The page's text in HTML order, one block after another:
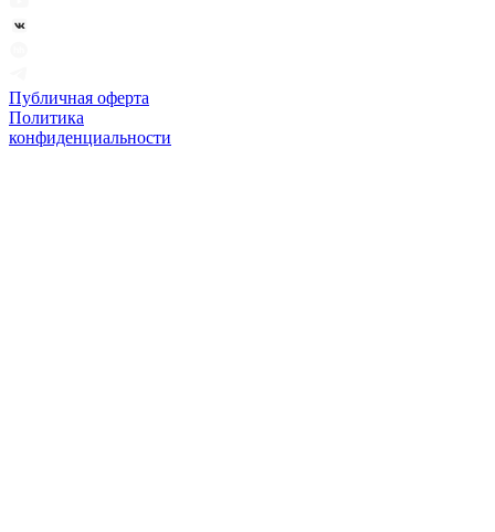
Публичная оферта
Политика
конфиденциальности